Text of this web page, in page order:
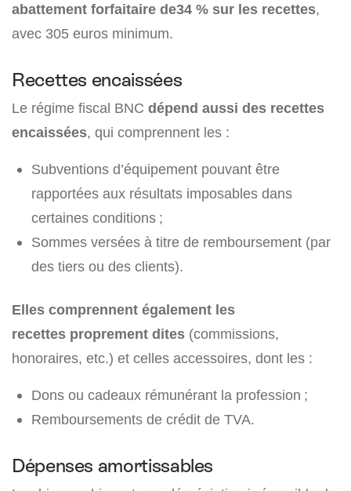
abattement forfaitaire de34 % sur les recettes,
avec 305 euros minimum.
Recettes encaissées
Le régime fiscal BNC dépend aussi des recettes
encaissées, qui comprennent les :
Subventions d’équipement pouvant être
rapportées aux résultats imposables dans
certaines conditions ;
Sommes versées à titre de remboursement (par
des tiers ou des clients).
Elles comprennent également les
recettes proprement dites (commissions,
honoraires, etc.) et celles accessoires, dont les :
Dons ou cadeaux rémunérant la profession ;
Remboursements de crédit de TVA.
Dépenses amortissables